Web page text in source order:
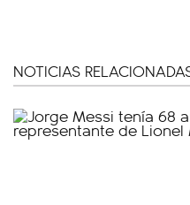
NOTICIAS